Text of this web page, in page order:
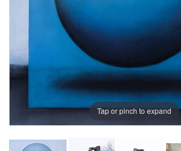
Tap or pinch to expand